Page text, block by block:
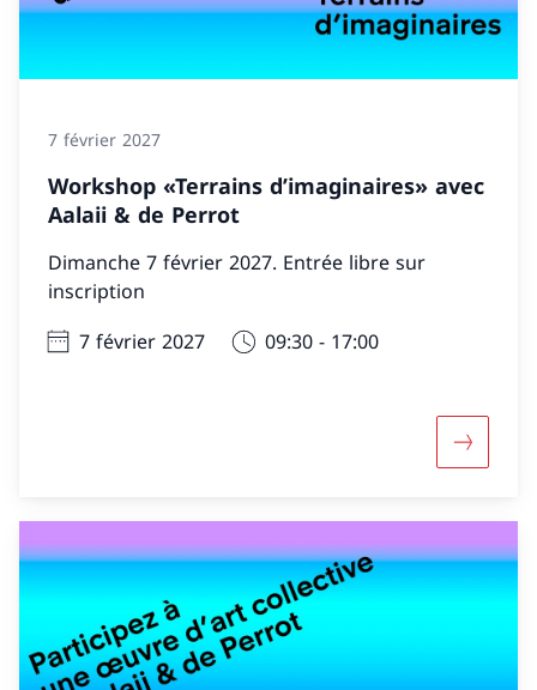
7 février 2027
Workshop «Terrains d’imaginaires» avec
Aalaii & de Perrot
Dimanche 7 février 2027. Entrée libre sur
inscription
7 février 2027
09:30 - 17:00